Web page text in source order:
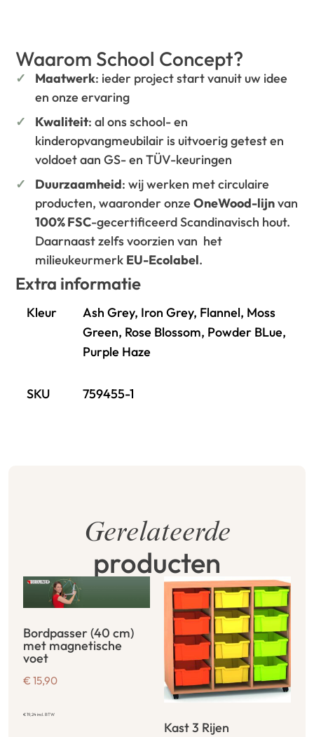
Waarom School Concept?
Maatwerk: ieder project start vanuit uw idee
en onze ervaring
Kwaliteit: al ons school- en
kinderopvangmeubilair is uitvoerig getest en
voldoet aan GS- en TÜV-keuringen
Duurzaamheid: wij werken met circulaire
producten, waaronder onzeOneWood-lijnvan
100% FSC-gecertificeerd Scandinavisch hout.
Daarnaast zelfs voorzien van het
milieukeurmerk EU-Ecolabel.
Extra informatie
Kleur
Ash Grey, Iron Grey, Flannel, Moss
Green, Rose Blossom, Powder BLue,
Purple Haze
SKU 759455-1
Gerelateerde
producten
Bordpasser (40 cm)
met magnetische
voet
€ 15,90
€19,24incl. BTW
Kast 3 Rijen